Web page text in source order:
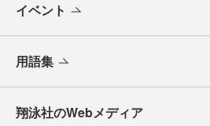
イベント
用語集
翔泳社のWebメディア